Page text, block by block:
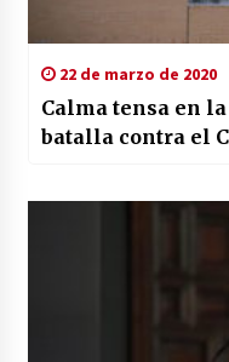
22 de marzo de 2020
Calma tensa en
batalla contra el